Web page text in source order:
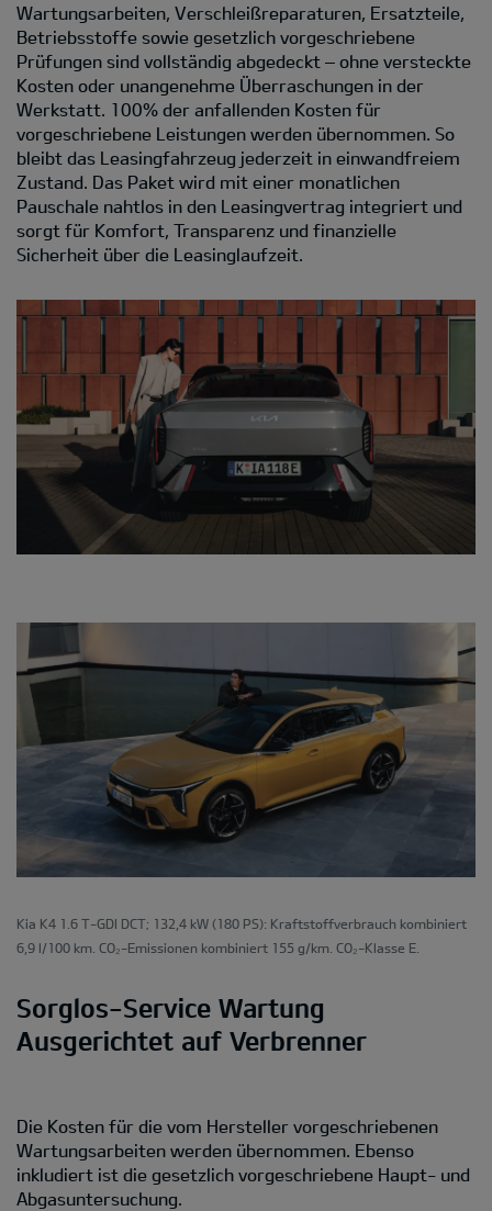
Wartungsarbeiten, Verschleißreparaturen, Ersatzteile,
Betriebsstoffe sowie gesetzlich vorgeschriebene
Prüfungen sind vollständig abgedeckt – ohne versteckte
Kosten oder unangenehme Überraschungen in der
Werkstatt. 100% der anfallenden Kosten für
vorgeschriebene Leistungen werden übernommen. So
bleibt das Leasingfahrzeug jederzeit in einwandfreiem
Zustand. Das Paket wird mit einer monatlichen
Pauschale nahtlos in den Leasingvertrag integriert und
sorgt für Komfort, Transparenz und finanzielle
Sicherheit über die Leasinglaufzeit.
Kia K4 1.6 T-GDI DCT; 132,4 kW (180 PS): Kraftstoffverbrauch kombiniert
6,9 l/100 km. CO₂-Emissionen kombiniert 155 g/km. CO₂-Klasse E.
Sorglos-Service Wartung
Ausgerichtet auf Verbrenner
Die Kosten für die vom Hersteller vorgeschriebenen
Wartungsarbeiten werden übernommen. Ebenso
inkludiert ist die gesetzlich vorgeschriebene Haupt- und
Abgasuntersuchung.